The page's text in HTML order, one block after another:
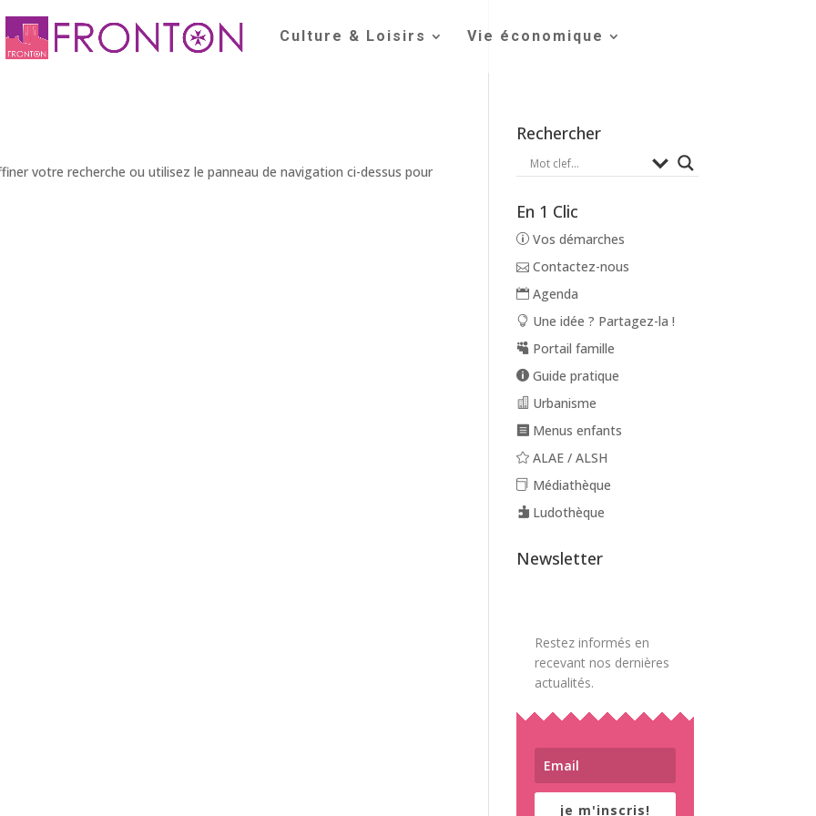
Culture & Loisirs Vie économique
votre recherche ou utilisez le panneau de navigation ci-dessus pour
Rechercher
En 1 Clic
Vos démarches
Contactez-nous
Agenda
Une idée ? Partagez-la !
Portail famille
Guide pratique
Urbanisme
Menus enfants
ALAE / ALSH
Médiathèque
Ludothèque
Newsletter
Restez informés en
recevant nos dernières
actualités.
je m'inscris!